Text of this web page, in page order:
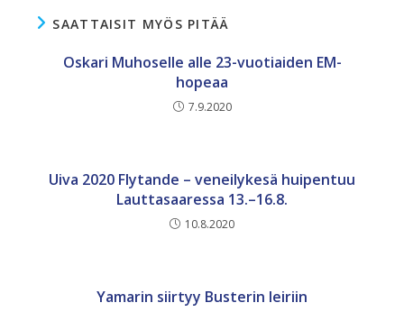
SAATTAISIT MYÖS PITÄÄ
Oskari Muhoselle alle 23-vuotiaiden EM-
hopeaa
7.9.2020
Uiva 2020 Flytande – veneilykesä huipentuu
Lauttasaaressa 13.–16.8.
10.8.2020
Yamarin siirtyy Busterin leiriin